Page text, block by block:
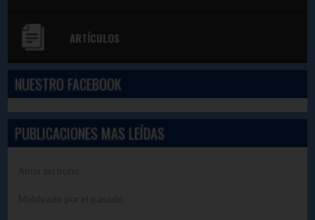
ARTÍCULOS
NUESTRO FACEBOOK
PUBLICACIONES MAS LEÍDAS
Amor sin trono
Moldeado por el pasado